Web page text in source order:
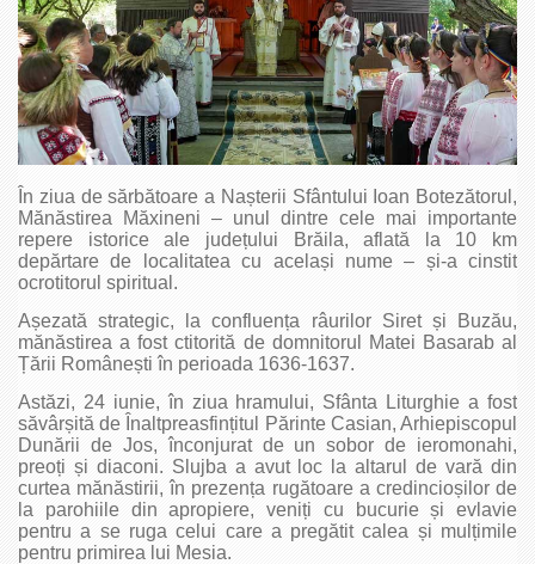
În ziua de sărbătoare a Nașterii Sfântului Ioan Botezătorul,
Mănăstirea Măxineni – unul dintre cele mai importante
repere istorice ale județului Brăila, aflată la 10 km
depărtare de localitatea cu același nume – și-a cinstit
ocrotitorul spiritual.
Așezată strategic, la confluența râurilor Siret și Buzău,
mănăstirea a fost ctitorită de domnitorul Matei Basarab al
Țării Românești în perioada 1636-1637.
Astăzi, 24 iunie, în ziua hramului, Sfânta Liturghie a fost
săvârșită de Înaltpreasfințitul Părinte Casian, Arhiepiscopul
Dunării de Jos, înconjurat de un sobor de ieromonahi,
preoți și diaconi. Slujba a avut loc la altarul de vară din
curtea mănăstirii, în prezența rugătoare a credincioșilor de
la parohiile din apropiere, veniți cu bucurie și evlavie
pentru a se ruga celui care a pregătit calea și mulțimile
pentru primirea lui Mesia.